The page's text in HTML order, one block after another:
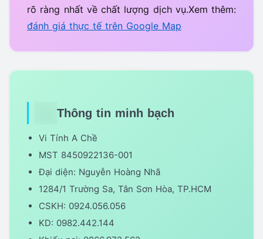
rõ ràng nhất về chất lượng dịch vụ.Xem thêm:
đánh giá thực tế trên Google Map
Thông tin minh bạch
Vi Tính A Chề
MST 8450922136-001
Đại diện: Nguyễn Hoàng Nhã
1284/1 Trường Sa, Tân Sơn Hòa, TP.HCM
CSKH: 0924.056.056
KD: 0982.442.144